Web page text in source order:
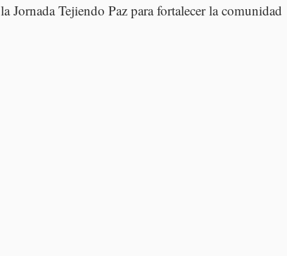
la Jornada Tejiendo Paz para fortalecer la comunidad